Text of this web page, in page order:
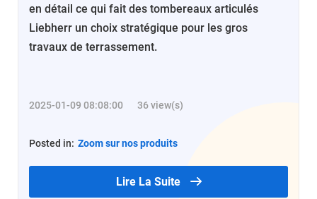
en détail ce qui fait des tombereaux articulés
Liebherr un choix stratégique pour les gros
travaux de terrassement.
2025-01-09 08:08:00 36 view(s)
Posted in: Zoom sur nos produits
Lire La Suite